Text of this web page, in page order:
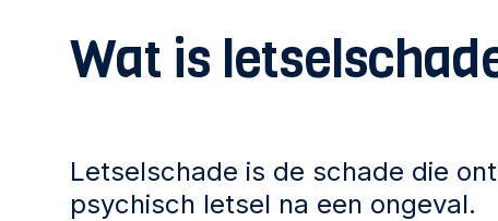
Wat is
Letselschade is de schade die
psychisch letsel na een ongeval.